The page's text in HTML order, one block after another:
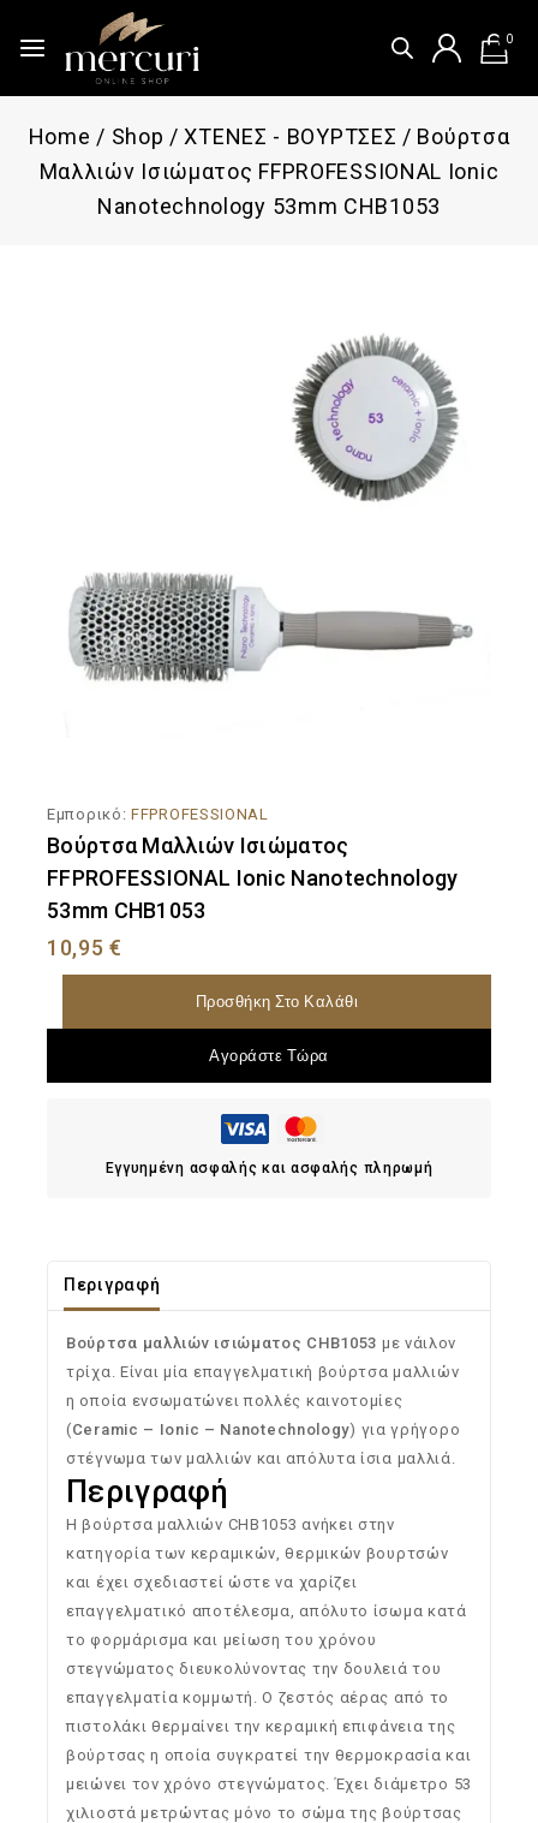
0
Home / Shop / ΧΤΕΝΕΣ - ΒΟΥΡΤΣΕΣ / Βούρτσα
Μαλλιών Ισιώματος FFPROFESSIONAL Ionic
Nanotechnology 53mm CHB1053
Εμπορικό: FFPROFESSIONAL
Βούρτσα Μαλλιών Ισιώματος
FFPROFESSIONAL Ionic Nanotechnology
53mm CHB1053
10,95€
Προσθήκη Στο Καλάθι
Αγοράστε Τώρα
Εγγυημένη ασφαλής και ασφαλής πληρωμή
Περιγραφή
Βούρτσα μαλλιών ισιώματος CHB1053 με νάιλον
τρίχα. Είναι μία επαγγελματική βούρτσα μαλλιών
η οποία ενσωματώνει πολλές καινοτομίες
(Ceramic – Ionic – Nanotechnology) για γρήγορο
στέγνωμα των μαλλιών και απόλυτα ίσια μαλλιά.
Περιγραφή
Η βούρτσα μαλλιών CHB1053 ανήκει στην
κατηγορία των κεραμικών, θερμικών βουρτσών
και έχει σχεδιαστεί ώστε να χαρίζει
επαγγελματικό αποτέλεσμα, απόλυτο ίσωμα κατά
το φορμάρισμα και μείωση του χρόνου
στεγνώματος διευκολύνοντας την δουλειά του
επαγγελματία κομμωτή. Ο ζεστός αέρας από το
πιστολάκι θερμαίνει την κεραμική επιφάνεια της
βούρτσας η οποία συγκρατεί την θερμοκρασία και
μειώνει τον χρόνο στεγνώματος. Έχει διάμετρο 53
χιλιοστά μετρώντας μόνο το σώμα της βούρτσας